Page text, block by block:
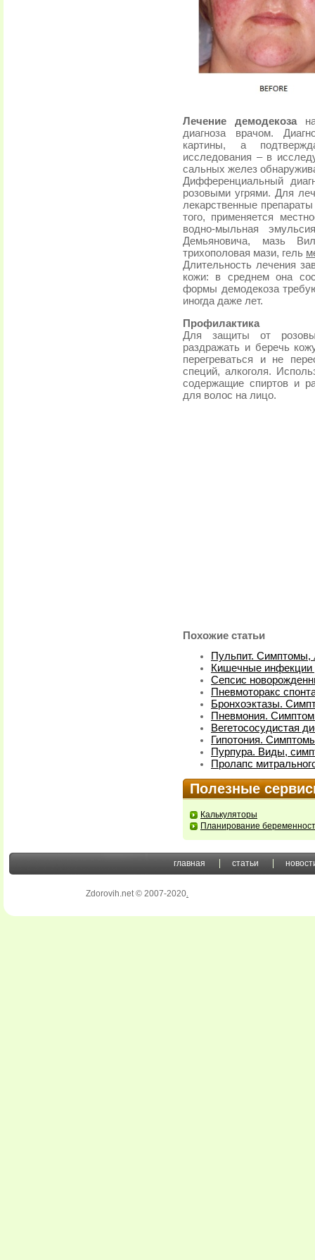
Лечение демодекоза
диагноза врачом.
картины, а
исследования – в
сальных желез
Дифференциальный
розовыми угрями. Для
лекарственные
того, применяется
водно-мыльная
Демьяновича, мазь
трихополовая мази, гель
Длительность лечения
кожи: в среднем она
формы демодекоза
иногда даже лет.
Профилактика
Для защиты от
раздражать и беречь
перегреваться и не
специй, алкоголя.
содержащие спиртов и
для волос на лицо.
Похожие статьи
Пульпит. Симптомы,
Кишечные инфекции
Сепсис
Пневмоторакс
Бронхоэктазы.
Пневмония.
Вегетососудистая
Гипотония.
Пурпура. Виды,
Пролапс
Полезные
Калькуляторы
Планирование
главная статьи
Zdorovih.net © 2007-2020